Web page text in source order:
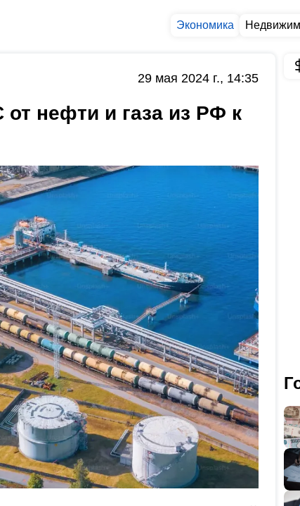
Экономика
29 мая 2024 г., 14:35
нефти и газа из РФ к